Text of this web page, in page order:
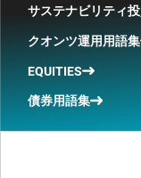
サステナビリティ
クオンツ運用用語集
EQUITIES
債券用語集